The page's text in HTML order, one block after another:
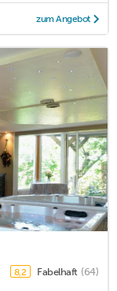
zum Angebot
8,2 Fabelhaft (64)